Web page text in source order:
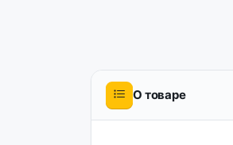
О товаре